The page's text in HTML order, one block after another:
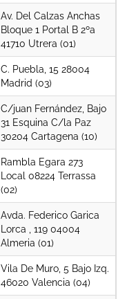
Av. Del Calzas Anchas
Bloque 1 Portal B 2ºa
41710 Utrera (01)
C. Puebla, 15 28004
Madrid (03)
C/juan Fernández, Bajo
31 Esquina C/la Paz
30204 Cartagena (10)
Rambla Egara 273
Local 08224 Terrassa
(02)
Avda. Federico Garica
Lorca , 119 04004
Almeria (01)
Vila De Muro, 5 Bajo Izq.
46020 Valencia (04)